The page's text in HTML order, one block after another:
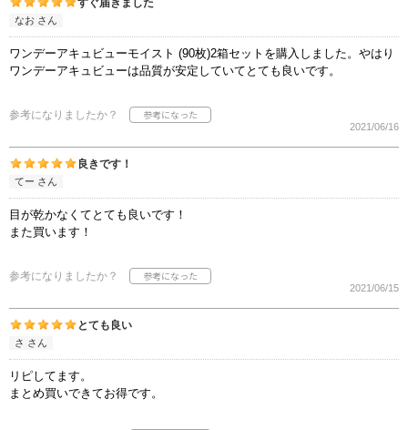
すぐ届きました
なお さん
ワンデーアキュビューモイスト (90枚)2箱セットを購入しました。やはり
ワンデーアキュビューは品質が安定していてとても良いです。
参考になりましたか？
2021/06/16
良きです！
てー さん
目が乾かなくてとても良いです！
また買います！
参考になりましたか？
2021/06/15
とても良い
さ さん
リピしてます。
まとめ買いできてお得です。